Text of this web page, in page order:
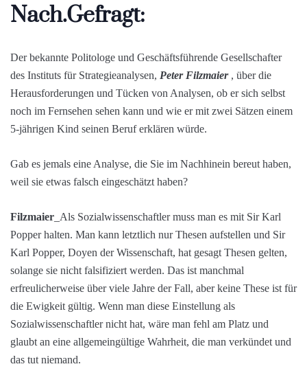
Nach.Gefragt:
Der bekannte Politologe und Geschäftsführende Gesellschafter
des Instituts für Strategieanalysen, Peter Filzmaier, über die
Herausforderungen und Tücken von Analysen, ob er sich selbst
noch im Fernsehen sehen kann und wie er mit zwei Sätzen einem
5-jährigen Kind seinen Beruf erklären würde.
Gab es jemals eine Analyse, die Sie im Nachhinein bereut haben,
weil sie etwas falsch eingeschätzt haben?
Filzmaier _Als Sozialwissenschaftler muss man es mit Sir Karl
Popper halten. Man kann letztlich nur Thesen aufstellen und Sir
Karl Popper, Doyen der Wissenschaft, hat gesagt Thesen gelten,
solange sie nicht falsifiziert werden. Das ist manchmal
erfreulicherweise über viele Jahre der Fall, aber keine These ist für
die Ewigkeit gültig. Wenn man diese Einstellung als
Sozialwissenschaftler nicht hat, wäre man fehl am Platz und
glaubt an eine allgemeingültige Wahrheit, die man verkündet und
das tut niemand.